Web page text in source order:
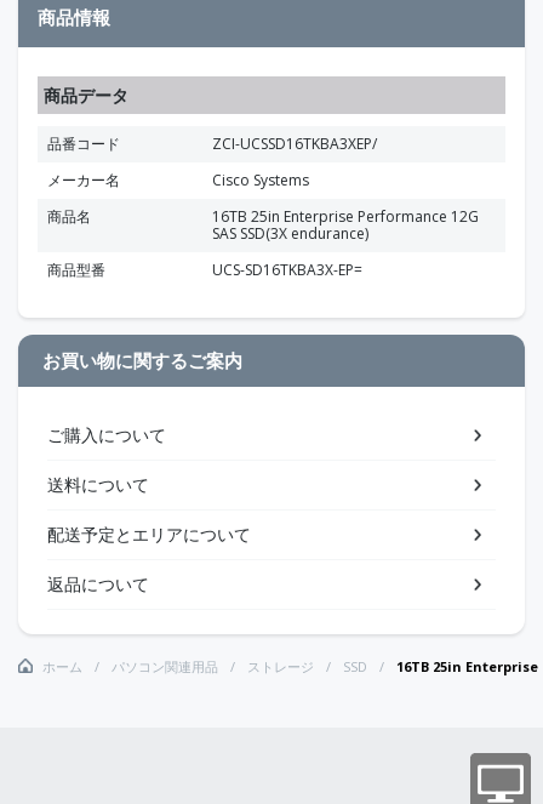
商品情報
商品データ
品番コード
ZCI-UCSSD16TKBA3XEP/
メーカー名
Cisco Systems
商品名
16TB 25in Enterprise Performance 12G
SAS SSD(3X endurance)
商品型番
UCS-SD16TKBA3X-EP=
お買い物に関するご案内
ご購入について
送料について
配送予定とエリアについて
返品について
ホーム パソコン関連用品 ストレージ SSD 16TB 25in